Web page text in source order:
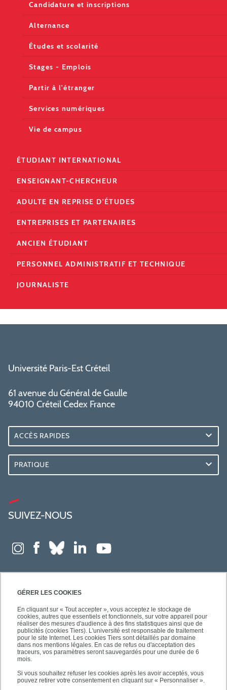
GÉRER LES COOKIES
En cliquant sur « Tout accepter », vous acceptez le stockage de
cookies, autres que essentiels et fonctionnels, sur votre appareil pour
réaliser des mesures d'audience à des fins statistiques ainsi que de
publicités (cookies Tiers). L'université est responsable de traitement
pour le site Internet. Les cookies Tiers sont détaillés par domaine
dans nos mentions légales. En cas de refus ou d'acceptation des
traceurs, vos paramètres seront sauvegardés pour une durée de 6
mois.
Si vous souhaitez refuser les cookies après les avoir acceptés, vous
pouvez retirer votre consentement en cliquant sur « Personnaliser ».
Candidature et inscriptions
Alternance
Études et scolarité
Stages - Emplois
Partir à l'étranger
Services numériques
Vie de campus
ÉTUDIANT INTERNATIONAL
ENSEIGNANT-CHERCHEUR
ADULTE EN REPRISE D'ÉTUDES
ENTREPRISES ET PARTENAIRES
ANCIEN ÉTUDIANT
PERSONNEL ADMINISTRATIF ET TECHNIQUE
JOURNALISTE
Université Paris-Est Créteil
61 avenue du Général de Gaulle
94010 Créteil Cedex France
ACCÈS RAPIDES
PRATIQUE
SUIVEZ-NOUS